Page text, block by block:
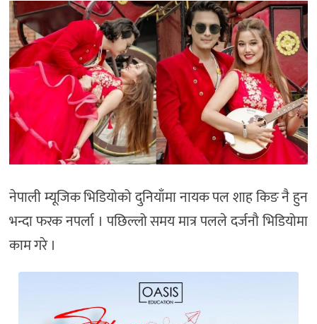
नेपाली म्यूजिक भिडियोको दुनियाँमा नायक पल शाह किङ नै हुन
भन्दा फरक नपर्ला । पछिल्लो समय मात्र पलले दर्जनौ भिडियोमा
काम गरे ।